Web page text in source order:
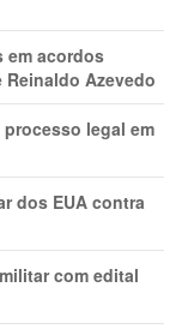
em acordos
Azevedo
legal em
dos EUA contra
com edital